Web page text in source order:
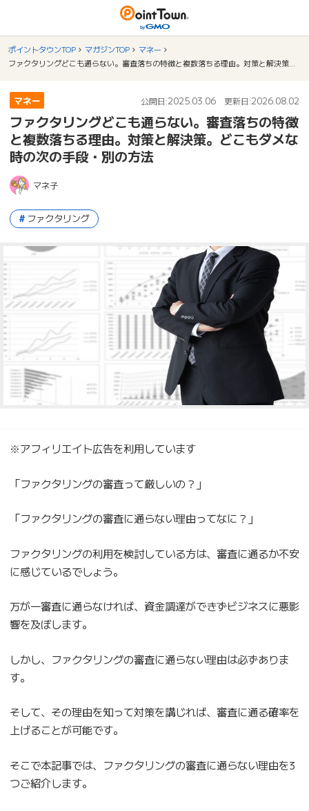
ポイントタウンTOP マガジンTOP
マネー
マネー 公開日:2025.03.06 更新日:2026.08.02
ファクタリングどこも通らない。審査落ちの特徴
と複数落ちる理由。対策と解決策。どこもダメな
時の次の手段・別の方法
マネ子
ファクタリング
※アフィリエイト広告を利用しています
「ファクタリングの審査って厳しいの？」
「ファクタリングの審査に通らない理由ってなに？」
ファクタリングの利用を検討している方は、審査に通るか不安
に感じているでしょう。
万が一審査に通らなければ、資金調達ができずビジネスに悪影
響を及ぼします。
しかし、ファクタリングの審査に通らない理由は必ずありま
す。
そして、その理由を知って対策を講じれば、審査に通る確率を
上げることが可能です。
そこで本記事では、ファクタリングの審査に通らない理由を3
つご紹介します。